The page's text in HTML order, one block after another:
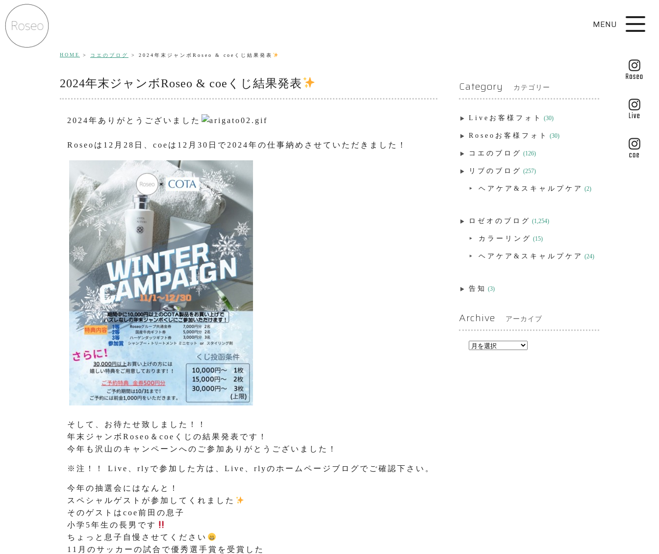
MENU
HOME コエのブログ 2024年末ジャンボRoseo & coeくじ結果発表
2024年末ジャンボRoseo & coeくじ結果発表
2024年ありがとうございました
Roseoは12月28日、coeは12月30日で2024年の仕事納めさせていただきました！
そして、お待たせ致しました！！
年末ジャンボRoseo＆coeくじの結果発表です！
今年も沢山のキャンペーンへのご参加ありがとうございました！
※注！！ Live、rlyで参加した方は、Live、rlyのホームページブログでご確認下さい。
今年の抽選会にはなんと！
スペシャルゲストが参加してくれました
そのゲストはcoe前田の息子
小学5年生の長男です
ちょっと息子自慢させてください
11月のサッカーの試合で優秀選手賞を受賞した
Category カテゴリー
Liveお客様フォト (30)
Roseoお客様フォト (30)
コエのブログ (126)
リブのブログ (257)
ヘアケア&スキャルプケア (2)
ロゼオのブログ (1,254)
カラーリング (15)
ヘアケア&スキャルプケア (24)
告知 (3)
Archive アーカイブ